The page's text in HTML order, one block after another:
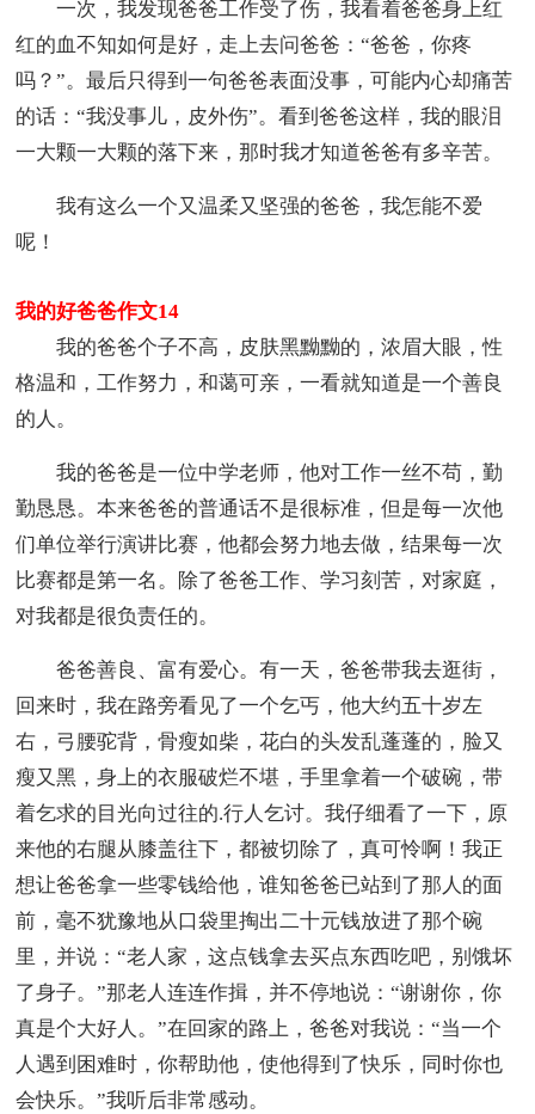
一次，我发现爸爸工作受了伤，我看着爸爸身上红
红的血不知如何是好，走上去问爸爸：“爸爸，你疼
吗？”。最后只得到一句爸爸表面没事，可能内心却痛苦
的话：“我没事儿，皮外伤”。看到爸爸这样，我的眼泪
一大颗一大颗的落下来，那时我才知道爸爸有多辛苦。
我有这么一个又温柔又坚强的爸爸，我怎能不爱
呢！
我的好爸爸作文14
我的爸爸个子不高，皮肤黑黝黝的，浓眉大眼，性
格温和，工作努力，和蔼可亲，一看就知道是一个善良
的人。
我的爸爸是一位中学老师，他对工作一丝不苟，勤
勤恳恳。本来爸爸的普通话不是很标准，但是每一次他
们单位举行演讲比赛，他都会努力地去做，结果每一次
比赛都是第一名。除了爸爸工作、学习刻苦，对家庭，
对我都是很负责任的。
爸爸善良、富有爱心。有一天，爸爸带我去逛街，
回来时，我在路旁看见了一个乞丐，他大约五十岁左
右，弓腰驼背，骨瘦如柴，花白的头发乱蓬蓬的，脸又
瘦又黑，身上的衣服破烂不堪，手里拿着一个破碗，带
着乞求的目光向过往的.行人乞讨。我仔细看了一下，原
来他的右腿从膝盖往下，都被切除了，真可怜啊！我正
想让爸爸拿一些零钱给他，谁知爸爸已站到了那人的面
前，毫不犹豫地从口袋里掏出二十元钱放进了那个碗
里，并说：“老人家，这点钱拿去买点东西吃吧，别饿坏
了身子。”那老人连连作揖，并不停地说：“谢谢你，你
真是个大好人。”在回家的路上，爸爸对我说：“当一个
人遇到困难时，你帮助他，使他得到了快乐，同时你也
会快乐。”我听后非常感动。